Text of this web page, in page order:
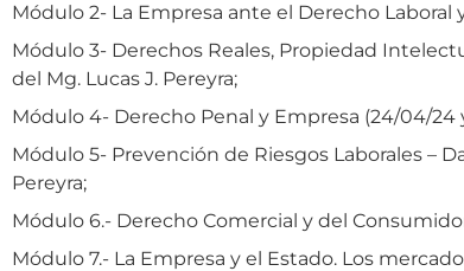
Módulo 2- La Empresa ante el Derecho Laboral
Módulo 3- Derechos Reales, Propiedad
del Mg. Lucas J. Pereyra;
Módulo 4- Derecho Penal y Empresa (24/04/24
Módulo 5- Prevención de Riesgos Laborales –
Pereyra;
Módulo 6.- Derecho Comercial y del
Módulo 7.- La Empresa y el Estado. Los